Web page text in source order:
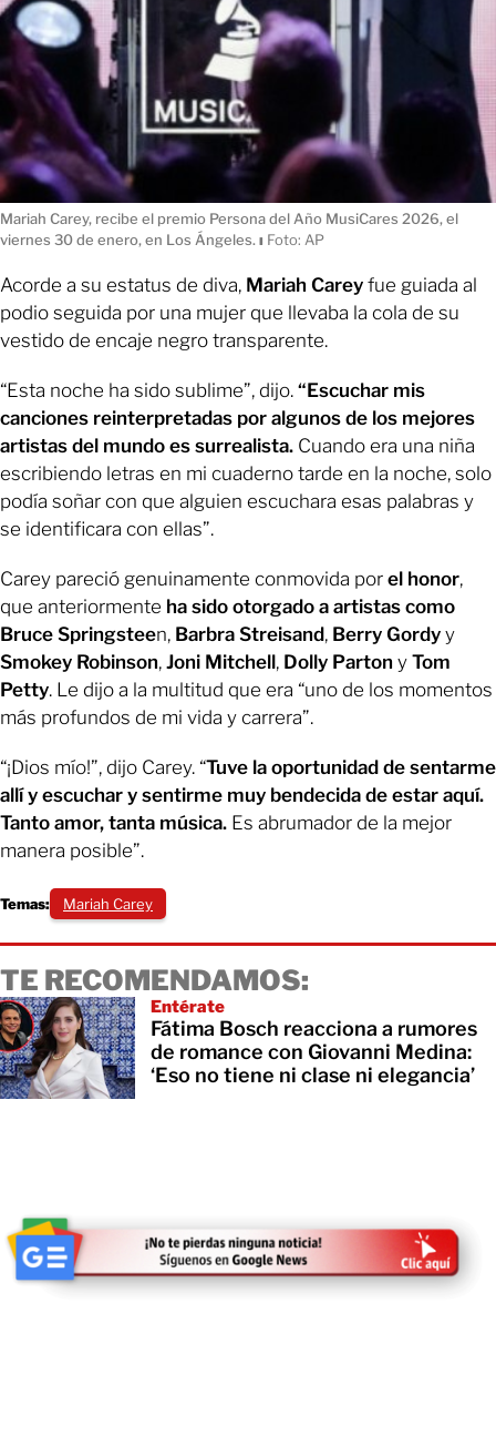
Mariah Carey, recibe el premio Persona del Año MusiCares 2026, el
viernes 30 de enero, en Los Ángeles.ı Foto: AP
Acorde a su estatus de diva, Mariah Carey fue guiada al
podio seguida por una mujer que llevaba la cola de su
vestido de encaje negro transparente.
“Esta noche ha sido sublime”, dijo. “Escuchar mis
canciones reinterpretadas por algunos de los mejores
artistas del mundo es surrealista. Cuando era una niña
escribiendo letras en mi cuaderno tarde en la noche, solo
podía soñar con que alguien escuchara esas palabras y
se identificara con ellas”.
Carey pareció genuinamente conmovida por el honor,
que anteriormente ha sido otorgado a artistas como
Bruce Springsteen, Barbra Streisand, Berry Gordy y
Smokey Robinson, Joni Mitchell, Dolly Parton y Tom
Petty. Le dijo a la multitud que era “uno de los momentos
más profundos de mi vida y carrera”.
“¡Dios mío!”, dijo Carey. “Tuve la oportunidad de sentarme
allí y escuchar y sentirme muy bendecida de estar aquí.
Tanto amor, tanta música. Es abrumador de la mejor
manera posible”.
Temas: Mariah Carey
TE RECOMENDAMOS:
Entérate
Fátima Bosch reacciona a rumores
de romance con Giovanni Medina:
‘Eso no tiene ni clase ni elegancia’